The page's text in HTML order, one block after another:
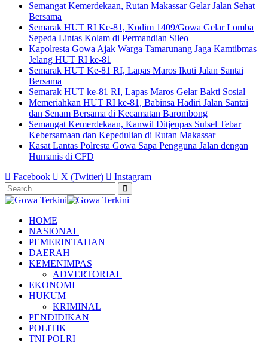
Semangat Kemerdekaan, Rutan Makassar Gelar Jalan Sehat
Bersama
Semarak HUT RI Ke-81, Kodim 1409/Gowa Gelar Lomba
Sepeda Lintas Kolam di Permandian Sileo
Kapolresta Gowa Ajak Warga Tamarunang Jaga Kamtibmas
Jelang HUT RI ke-81
Semarak HUT Ke-81 RI, Lapas Maros Ikuti Jalan Santai
Bersama
Semarak HUT ke-81 RI, Lapas Maros Gelar Bakti Sosial
Memeriahkan HUT RI ke-81, Babinsa Hadiri Jalan Santai
dan Senam Bersama di Kecamatan Barombong
Semangat Kemerdekaan, Kanwil Ditjenpas Sulsel Tebar
Kebersamaan dan Kepedulian di Rutan Makassar
Kasat Lantas Polresta Gowa Sapa Pengguna Jalan dengan
Humanis di CFD
Facebook
X (Twitter) Instagram
HOME
NASIONAL
PEMERINTAHAN
DAERAH
KEMENIMPAS
ADVERTORIAL
EKONOMI
HUKUM
KRIMINAL
PENDIDIKAN
POLITIK
TNI POLRI